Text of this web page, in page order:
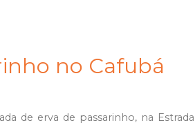
no Cafubá
de erva de passarinho, na Estrada